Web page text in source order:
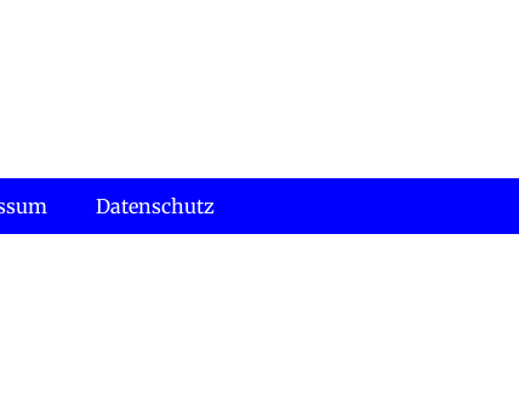
Datenschutz